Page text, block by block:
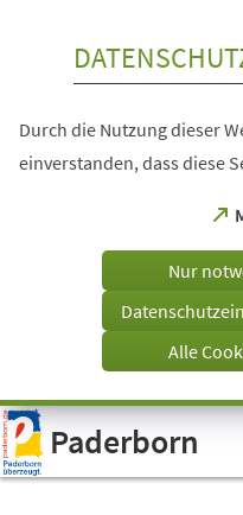
Visuelle
Assistenzsoftware
öffnen.
Durch die Nutzung dieser
einverstanden, dass diese
Nur
Alle
Paderborn